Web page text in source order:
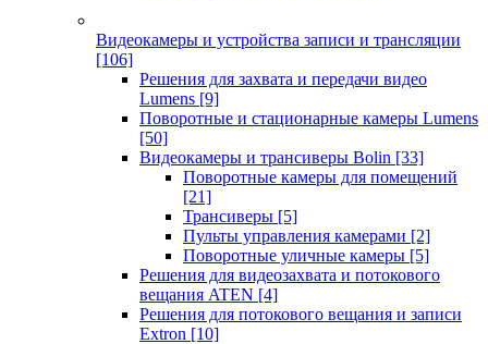
Видеокамеры и устройства записи и трансляции
[106]
Решения для захвата и передачи видео
Lumens [9]
Поворотные и стационарные камеры Lumens
[50]
Видеокамеры и трансиверы Bolin [33]
Поворотные камеры для помещений
[21]
Трансиверы [5]
Пульты управления камерами [2]
Поворотные уличные камеры [5]
Решения для видеозахвата и потокового
вещания ATEN [4]
Решения для потокового вещания и записи
Extron [10]